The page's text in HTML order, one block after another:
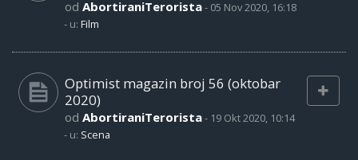
od AbortiraniTerorista- 05 Nov 2020, 16:18
- u: Film
Optimist magazin broj 56 (oktobar
2020)
od AbortiraniTerorista- 19 Okt 2020, 10:14
- u: Scena